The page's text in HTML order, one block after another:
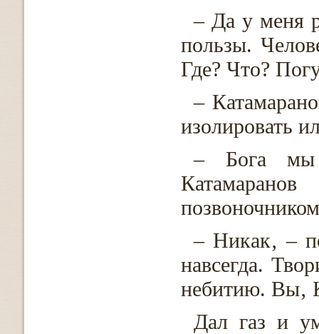
– Да у меня
пользы.
Где? Что?
–
изолировать
– Бога мы
– Никак‚ –
навсегда.
небитию. Вы‚
Дал газ и